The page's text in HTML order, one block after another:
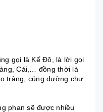
gọi là Kế Đô, là lời gọi
Cái,… đồng thời là
tràng, cúng dường chư
phan sẽ được nhiều